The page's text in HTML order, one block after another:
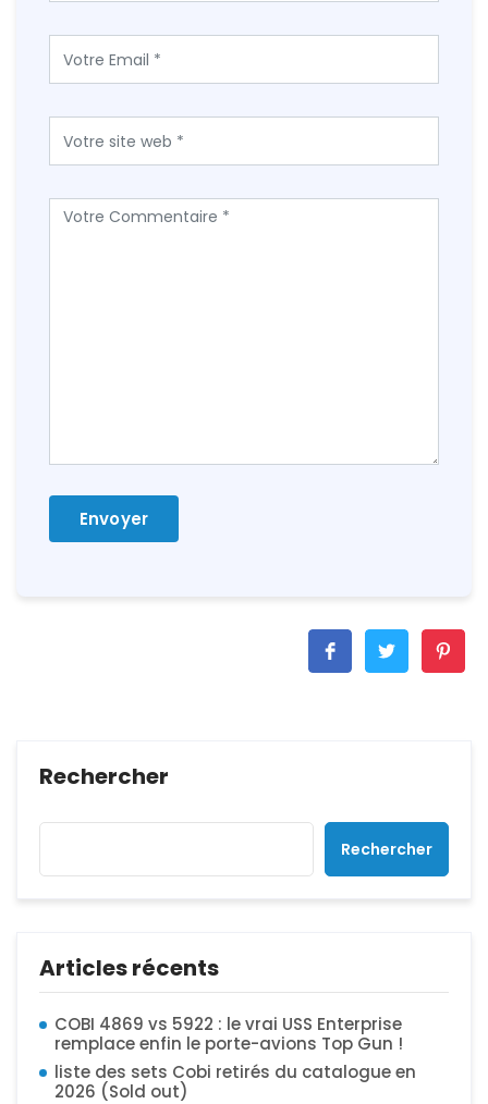
Rechercher
Rechercher
Articles récents
COBI 4869 vs 5922 : le vrai USS Enterprise
remplace enfin le porte-avions Top Gun !
liste des sets Cobi retirés du catalogue en
2026 (Sold out)